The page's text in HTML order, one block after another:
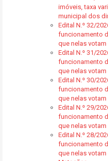
imóveis, taxa
municipal dos
Edital N.º 32/
funcionamento
que nelas votam
Edital N.º 31/
funcionamento
que nelas votam
Edital N.º 30/
funcionamento
que nelas
Edital N.º 29/
funcionamento
que nelas
Edital N.º 28/
funcionamento
que nelas votam